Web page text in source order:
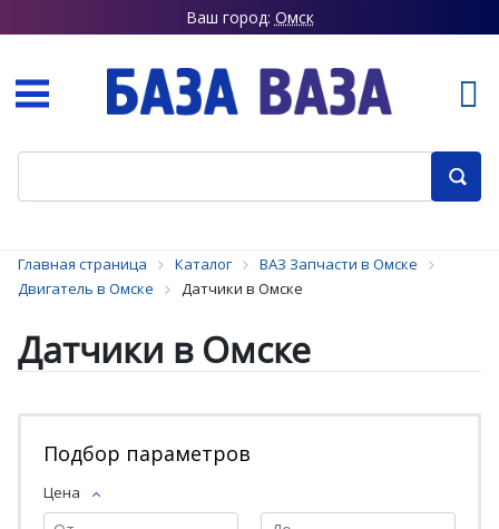
Ваш город: Омск
Главная страница Каталог
ВАЗ Запчасти в Омске
Двигатель в Омске
Датчики в Омске
Датчики в Омске
Подбор параметров
Цена